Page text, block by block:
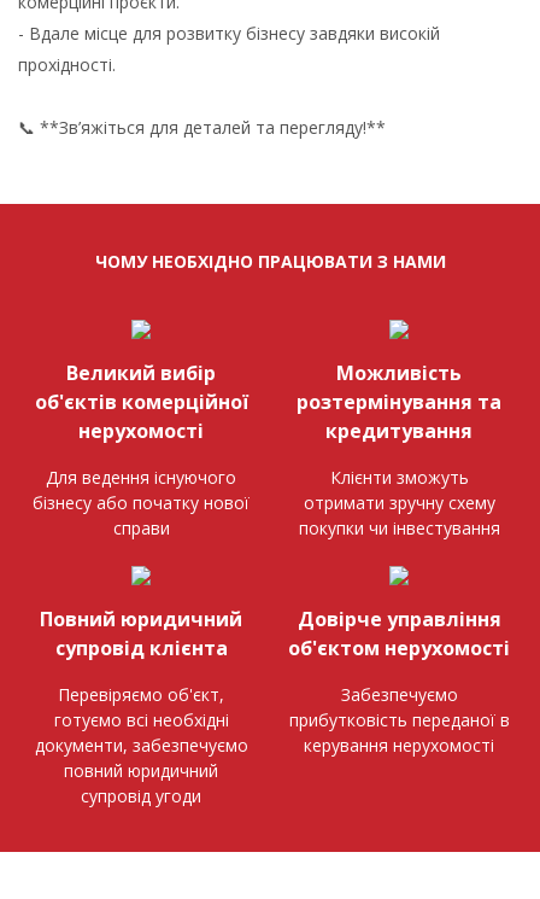
- Вдале місце для розвитку бізнесу завдяки високій
прохідності.
📞 **Зв’яжіться для деталей та перегляду!**
ЧОМУ НЕОБХІДНО ПРАЦЮВАТИ З НАМИ
Великий вибір
об'єктів комерційної
нерухомості
Для ведення існуючого
бізнесу або початку нової
справи
Можливість
розтермінування та
кредитування
Клієнти зможуть
отримати зручну схему
покупки чи інвестування
Повний юридичний
супровід клієнта
Перевіряємо об'єкт,
готуємо всі необхідні
документи, забезпечуємо
повний юридичний
супровід угоди
Довірче управління
об'єктом нерухомості
Забезпечуємо
прибутковість переданої в
керування нерухомості